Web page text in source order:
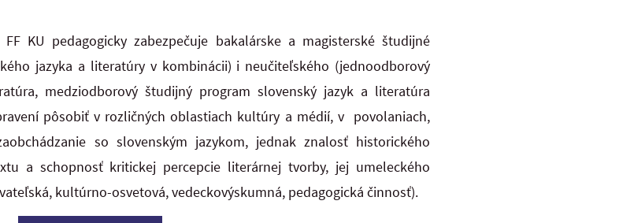
KU pedagogicky zabezpečuje bakalárske a magisterské študijné
jazyka a literatúry v kombinácii) i neučiteľského (jednoodborový
medziodborový študijný program slovenský jazyk a literatúra
pôsobiť v rozličných oblastiach kultúry a médií, v povolaniach,
so slovenským jazykom, jednak znalosť historického
a schopnosť kritickej percepcie literárnej tvorby, jej umeleckého
kultúrno-osvetová, vedeckovýskumná, pedagogická činnosť).